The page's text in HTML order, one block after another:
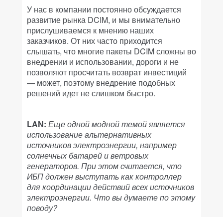
У нас в компании постоянно обсуждается
развитие рынка DCIM, и мы внимательно
прислушиваемся к мнению наших
заказчиков. От них часто приходится
слышать, что многие пакеты DCIM сложны во
внедрении и использовании, дороги и не
позволяют просчитать возврат инвестиций
— может, поэтому внедрение подобных
решений идет не слишком быстро.
LAN: Еще одной модной темой является
использование альтернативных
источников электроэнергии, например
солнечных батарей и ветровых
генераторов. При этом считается, что
ИБП должен выступать как контроллер
для координации действий всех источников
электроэнергии. Что вы думаете по этому
поводу?